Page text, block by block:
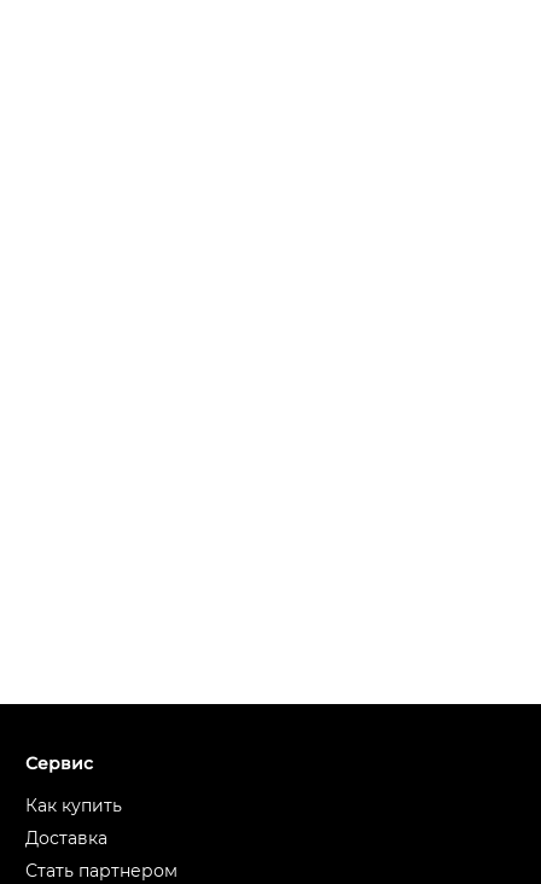
Сервис
Как купить
Доставка
Стать партнером